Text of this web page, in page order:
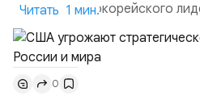
сестра северокорейского
заявление для прессы в ответ
совместных с флотом США
Томагавк.«Япония отбросила
„исключительно
Читать 1 мин.
0